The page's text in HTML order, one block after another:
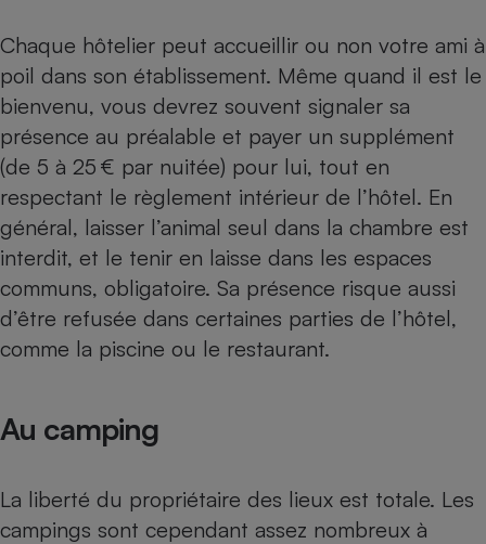
Chaque hôtelier peut accueillir ou non votre ami à
poil dans son établissement. Même quand il est le
bienvenu, vous devrez souvent signaler sa
présence au préalable et payer un supplément
(de 5 à 25 € par nuitée) pour lui, tout en
respectant le règlement intérieur de l’hôtel. En
général, laisser l’animal seul dans la chambre est
interdit, et le tenir en laisse dans les espaces
communs, obligatoire. Sa présence risque aussi
d’être refusée dans certaines parties de l’hôtel,
comme la piscine ou le restaurant.
Au camping
La liberté du propriétaire des lieux est totale. Les
campings sont cependant assez nombreux à
Climatiseur -
Ventilateur
Cafetière à expressos
Antivirus